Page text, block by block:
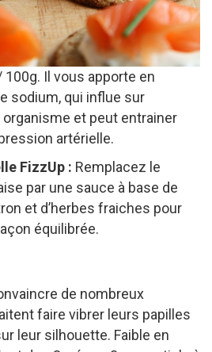
Il vous apporte en
sodium, qui influe sur
organisme et peut entrainer
artérielle.
FizzUp : Remplacez le
par une sauce à base de
et d’herbes fraiches pour
équilibrée.
de nombreux
faire vibrer leurs papilles
leur silhouette. Faible en